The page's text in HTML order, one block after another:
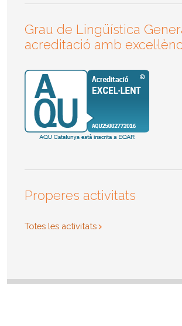
Grau de Lingüística
acreditació amb
Properes activitats
Totes les activitats